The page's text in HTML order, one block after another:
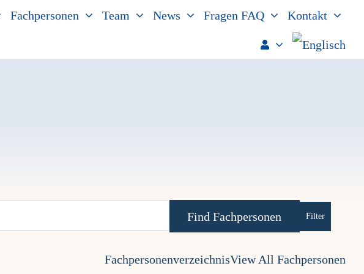
Fachpersonen Team News Fragen FAQ Kontakt
FachpersonenverzeichnisView All Fachpersonen